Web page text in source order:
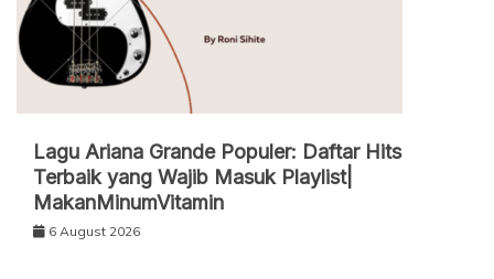
Lagu Ariana Grande Populer: Daftar Hits
Terbaik yang Wajib Masuk Playlist|
MakanMinumVitamin
6 August 2026